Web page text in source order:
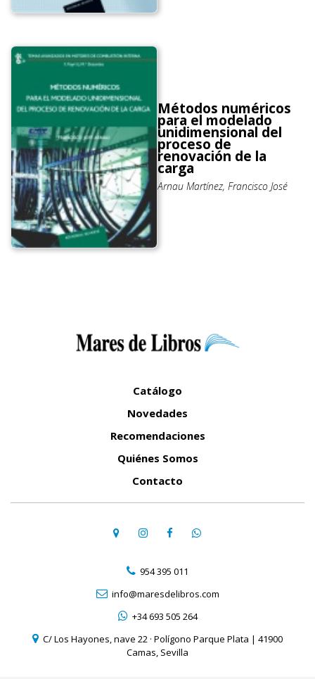
Métodos numéricos
para el modelado
unidimensional del
proceso de
renovación de la
carga
Arnau Martínez, Francisco José
Catálogo
Novedades
Recomendaciones
Quiénes Somos
Contacto
954 395 011
info@maresdelibros.com
+34 693 505 264
C/ Los Hayones, nave 22 · Polígono Parque Plata | 41900
Camas, Sevilla